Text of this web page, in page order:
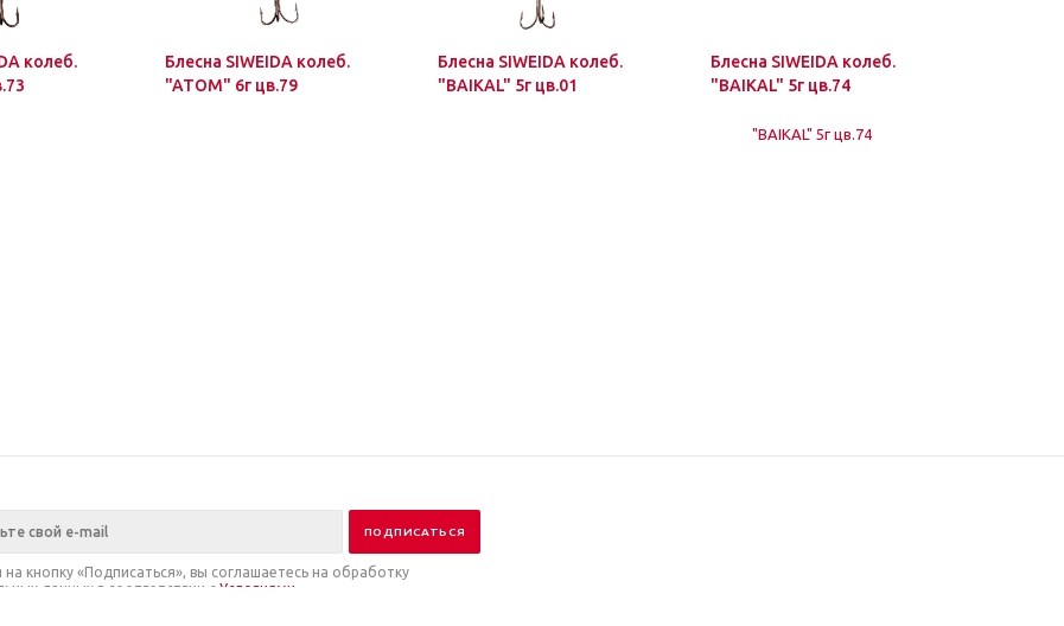
колеб.
Блесна SIWEIDA колеб.
"ATOM" 6г цв.79
Блесна SIWEIDA колеб.
"BAIKAL" 5г цв.01
Блесна SIWEIDA колеб.
"BAIKAL" 5г цв.74
кнопку «Подписаться», вы соглашаетесь на обработку
данных в соответствии с Условиями